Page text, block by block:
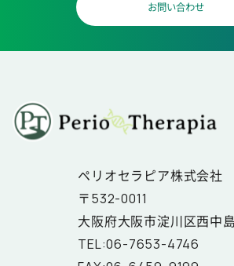
お問い合わせ
ペリオセラピア株式会社
〒532-0011
大阪府大阪市淀川区西中
TEL:06-7653-4746